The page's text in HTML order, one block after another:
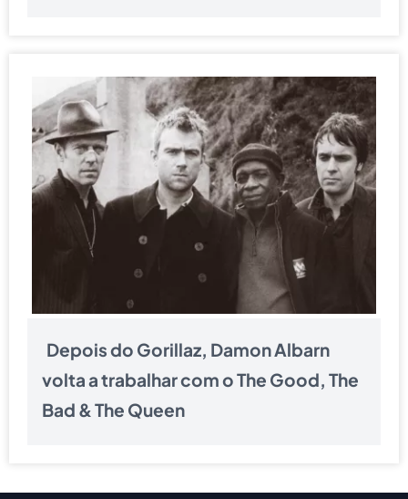
Depois do Gorillaz, Damon Albarn
volta a trabalhar com o The Good, The
Bad & The Queen